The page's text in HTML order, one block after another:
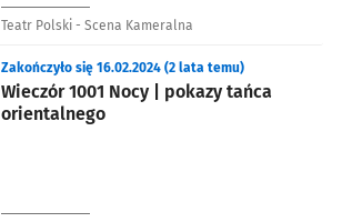
Teatr Polski - Scena Kameralna
Wieczór 1001 Nocy | pokazy tańca
orientalnego
Zakończyło się 16.02.2024 (2 lata temu)